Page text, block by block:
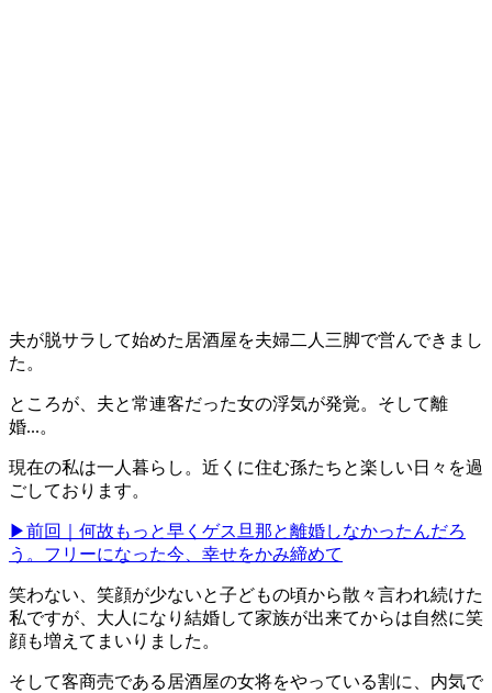
夫が脱サラして始めた居酒屋を夫婦二人三脚で営んできまし
た。
ところが、夫と常連客だった女の浮気が発覚。そして離
婚...。
現在の私は一人暮らし。近くに住む孫たちと楽しい日々を過
ごしております。
▶前回｜何故もっと早くゲス旦那と離婚しなかったんだろ
う。フリーになった今、幸せをかみ締めて
笑わない、笑顔が少ないと子どもの頃から散々言われ続けた
私ですが、大人になり結婚して家族が出来てからは自然に笑
顔も増えてまいりました。
そして客商売である居酒屋の女将をやっている割に、内気で